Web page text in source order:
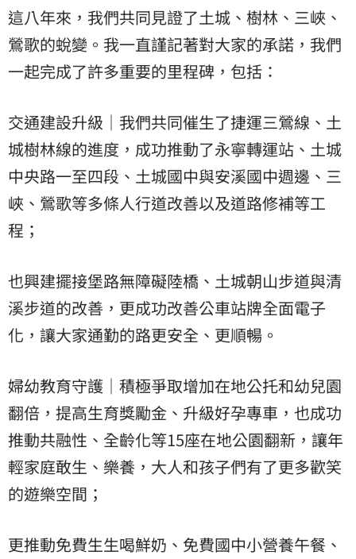
這八年來，我們共同見證了土城、樹林、三峽、
鶯歌的蛻變。我一直謹記著對大家的承諾，我們
一起完成了許多重要的里程碑，包括：
交通建設升級｜我們共同催生了捷運三鶯線、土
城樹林線的進度，成功推動了永寧轉運站、土城
中央路一至四段、土城國中與安溪國中週邊、三
峽、鶯歌等多條人行道改善以及道路修補等工
程；
也興建擺接堡路無障礙陸橋、土城朝山步道與清
溪步道的改善，更成功改善公車站牌全面電子
化，讓大家通勤的路更安全、更順暢。
婦幼教育守護｜積極爭取增加在地公托和幼兒園
翻倍，提高生育獎勵金、升級好孕專車，也成功
推動共融性、全齡化等15座在地公園翻新，讓年
輕家庭敢生、樂養，大人和孩子們有了更多歡笑
的遊樂空間；
更推動免費生生喝鮮奶、免費國中小營養午餐、